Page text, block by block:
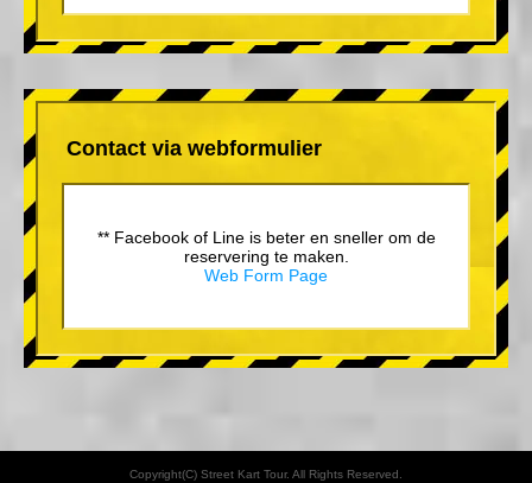
Contact via webformulier
** Facebook of Line is beter en sneller om de
reservering te maken.
Web Form Page
Copyright(C) Street Kart Tour. All Rights Reserved.